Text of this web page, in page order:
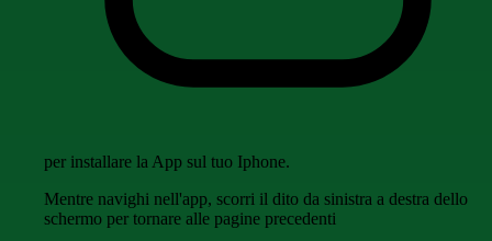
per installare la App sul tuo Iphone.
Mentre navighi nell'app, scorri il dito da sinistra a destra dello
schermo per tornare alle pagine precedenti